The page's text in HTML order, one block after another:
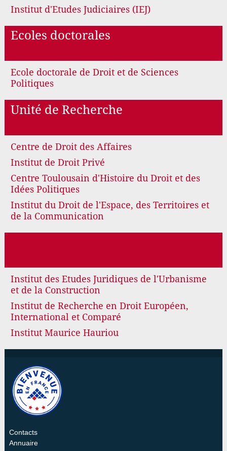
Institut d'Etudes Judiciaires (IEJ)
Ecoles doctorales
Ecole doctorale de Droit et de Sciences
Politiques
Unité de Recherche
Centre de Droit des Affaires
Institut de Droit Privé
Centre Toulousain d'Histoire du Droit et des
Idées Politiques
Institut du Droit de l'Espace, des Territoires et
de la Communication
Institut des Etudes Juridiques de l'Urbanisme
et de la Construction
Institut de Recherche en Droit Européen,
International et Comparé
Institut Maurice Hauriou
Contacts
Annuaire